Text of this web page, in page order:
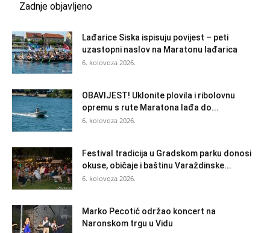
Zadnje objavljeno
Lađarice Siska ispisuju povijest – peti
uzastopni naslov na Maratonu lađarica
6. kolovoza 2026.
OBAVIJEST! Uklonite plovila i ribolovnu
opremu s rute Maratona lađa do...
6. kolovoza 2026.
Festival tradicija u Gradskom parku donosi
okuse, običaje i baštinu Varaždinske...
6. kolovoza 2026.
Marko Pecotić održao koncert na
Naronskom trgu u Vidu